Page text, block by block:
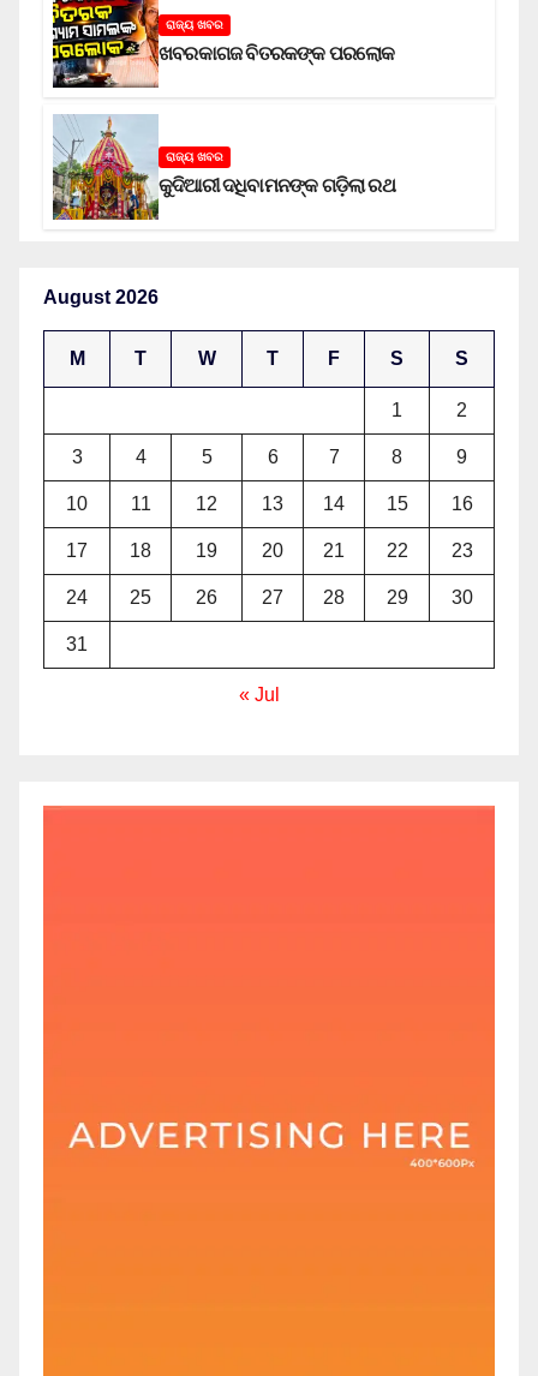
ରାଜ୍ୟ ଖବର
ଖବରକାଗଜ ବିତରକଙ୍କ ପରଲୋକ
ରାଜ୍ୟ ଖବର
କୁଦିଆରୀ ଦଧିବାମନଙ୍କ ଗଡ଼ିଲା ରଥ
August 2026
M T W T F S S
1 2
3 4 5 6 7 8 9
10 11 12 13 14 15 16
17 18 19 20 21 22 23
24 25 26 27 28 29 30
31
« Jul